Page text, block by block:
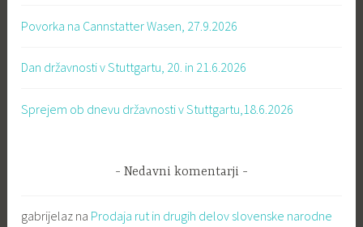
Povorka na Cannstatter Wasen, 27.9.2026
Dan državnosti v Stuttgartu, 20. in 21.6.2026
Sprejem ob dnevu državnosti v Stuttgartu,18.6.2026
Nedavni komentarji
gabrijelaz na Prodaja rut in drugih delov slovenske narodne